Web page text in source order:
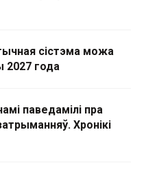
сістэма можа
2027 года
паведамілі пра
Хронікі